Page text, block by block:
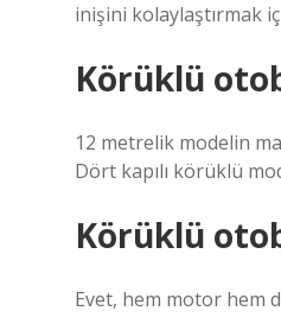
inişini kolaylaştırmak
Körüklü
12 metrelik modelin
Dört kapılı körüklü
Körüklü
Evet, hem motor hem